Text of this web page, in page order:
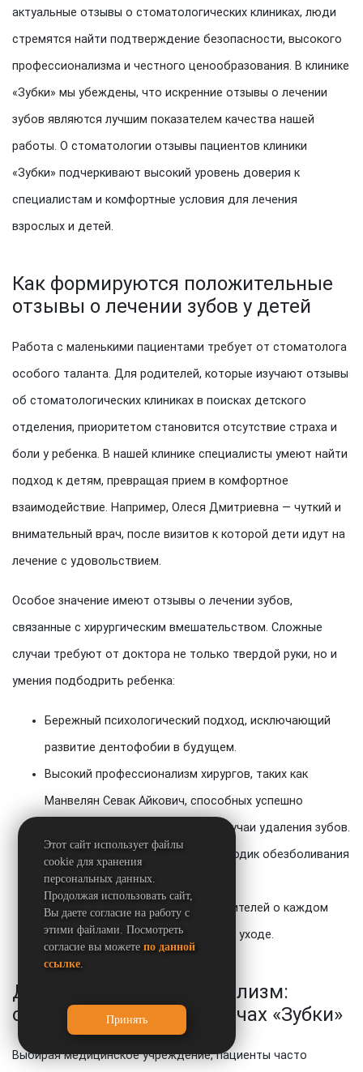
актуальные отзывы о стоматологических клиниках, люди
стремятся найти подтверждение безопасности, высокого
профессионализма и честного ценообразования. В клинике
«Зубки» мы убеждены, что искренние отзывы о лечении
зубов являются лучшим показателем качества нашей
работы. О стоматологии отзывы пациентов клиники
«Зубки» подчеркивают высокий уровень доверия к
специалистам и комфортные условия для лечения
взрослых и детей.
Как формируются положительные
отзывы о лечении зубов у детей
Работа с маленькими пациентами требует от стоматолога
особого таланта. Для родителей, которые изучают отзывы
об стоматологических клиниках в поисках детского
отделения, приоритетом становится отсутствие страха и
боли у ребенка. В нашей клинике специалисты умеют найти
подход к детям, превращая прием в комфортное
взаимодействие. Например, Олеся Дмитриевна — чуткий и
внимательный врач, после визитов к которой дети идут на
лечение с удовольствием.
Особое значение имеют отзывы о лечении зубов,
связанные с хирургическим вмешательством. Сложные
случаи требуют от доктора не только твердой руки, но и
умения подбодрить ребенка:
Бережный психологический подход, исключающий
развитие дентофобии в будущем.
Высокий профессионализм хирургов, таких как
Манвелян Севак Айкович, способных успешно
провести даже стационарные случаи удаления зубов.
Использование современных методик обезболивания
и качественных материалов.
Подробное информирование родителей о каждом
этапе процедуры и последующем уходе.
Доверие и профессионализм:
отзывы о клинике и врачах «Зубки»
Выбирая медицинское учреждение, пациенты часто
Этот сайт использует файлы
cookie для хранения
персональных данных.
Продолжая использовать сайт,
Вы даете согласие на работу с
этими файлами. Посмотреть
согласие вы можетепо данной
ссылке